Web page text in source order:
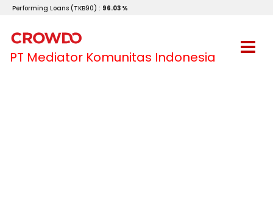
Performing Loans (TKB90) : 96.03 %
PT Mediator Komunitas Indonesia